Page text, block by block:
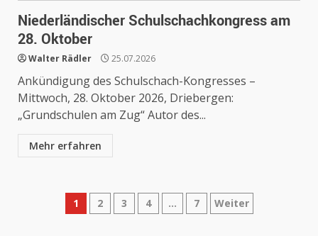
Niederländischer Schulschachkongress am
28. Oktober
Walter Rädler 25.07.2026
Ankündigung des Schulschach-Kongresses –
Mittwoch, 28. Oktober 2026, Driebergen:
„Grundschulen am Zug“ Autor des...
Mehr erfahren
Seitennummerierung
1 2 3 4 … 7 Weiter